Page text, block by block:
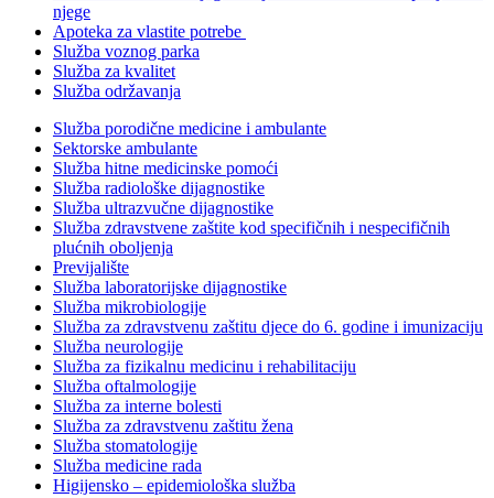
njege
Apoteka za vlastite potrebe
Služba voznog parka
Služba za kvalitet
Služba održavanja
Služba porodične medicine i ambulante
Sektorske ambulante
Služba hitne medicinske pomoći
Služba radiološke dijagnostike
Služba ultrazvučne dijagnostike
Služba zdravstvene zaštite kod specifičnih i nespecifičnih
plućnih oboljenja
Previjalište
Služba laboratorijske dijagnostike
Služba mikrobiologije
Služba za zdravstvenu zaštitu djece do 6. godine i imunizaciju
Služba neurologije
Služba za fizikalnu medicinu i rehabilitaciju
Služba oftalmologije
Služba za interne bolesti
Služba za zdravstvenu zaštitu žena
Služba stomatologije
Služba medicine rada
Higijensko – epidemiološka služba